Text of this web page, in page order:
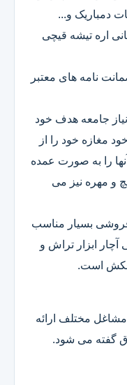
دمباریک و...
اره تیشه قیچی
نامه های معتبر
جامعه هدف خود
مغازه خود را از
آنها را به صورت عمده
و مهره نیز می
فروشی بسیار مناسب
آچار ابزار تراش و
چکش است.
مشاغل مختلف ارائه
گفته می شود.